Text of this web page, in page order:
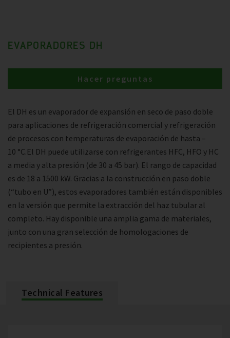
EVAPORADORES DH
El DH es un evaporador de expansión en seco de paso doble
para aplicaciones de refrigeración comercial y refrigeración
de procesos con temperaturas de evaporación de hasta –
10 °C.El DH puede utilizarse con refrigerantes HFC, HFO y HC
a media y alta presión (de 30 a 45 bar). El rango de capacidad
es de 18 a 1500 kW. Gracias a la construcción en paso doble
(“tubo en U”), estos evaporadores también están disponibles
en la versión que permite la extracción del haz tubular al
completo. Hay disponible una amplia gama de materiales,
junto con una gran selección de homologaciones de
recipientes a presión.
Hacer preguntas
Technical Features